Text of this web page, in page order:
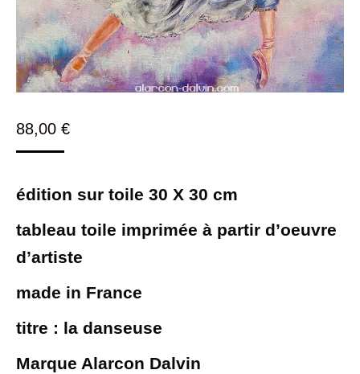
88,00 €
édition sur toile 30 X 30 cm
tableau toile imprimée à partir d’oeuvre
d’artiste
made in France
titre : la danseuse
Marque Alarcon Dalvin